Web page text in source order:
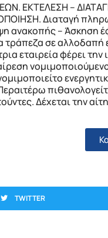
ΕΚΤΕΛΕΣΗ –
Διαταγή
ανακοπής – Άσκηση
σε αλλοδαπή
εταιρεία φέρει
Δέχεται την
TWITTER